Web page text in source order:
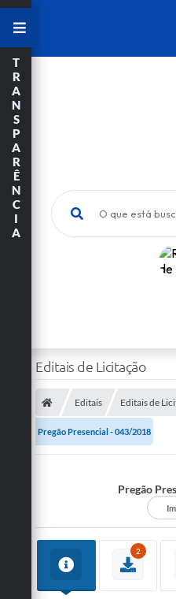
O que está buscando?
T
R
A
N
S
P
A
R
Ê
N
C
I
A
Editais de Licitação
Editais Editais de
Pregão Presencial - 043/2018
Pregão
2